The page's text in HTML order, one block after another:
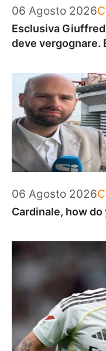
06 Agosto 2026
Esclusiva
deve vergognare.
06 Agosto 2026
Cardinale, how do